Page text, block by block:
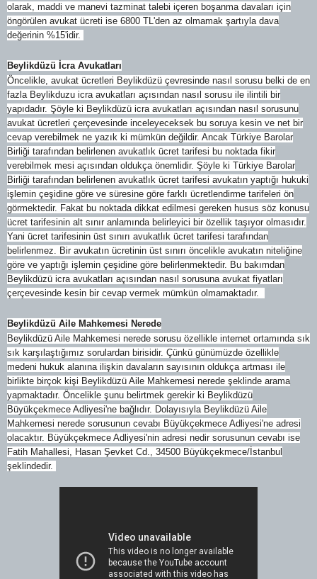
olarak, maddi ve manevi tazminat talebi içeren boşanma davaları için
öngörülen avukat ücreti ise 6800 TL'den az olmamak şartıyla dava
değerinin %15'idir.
Beylikdüzü İcra Avukatları
Öncelikle, avukat ücretleri Beylikdüzü çevresinde nasıl sorusu belki de en
fazla Beylikduzu icra avukatları açısından nasıl sorusu ile ilintili bir
yapıdadır. Şöyle ki Beylikdüzü icra avukatları açısından nasıl sorusunu
avukat ücretleri çerçevesinde inceleyeceksek bu soruya kesin ve net bir
cevap verebilmek ne yazık ki mümkün değildir. Ancak Türkiye Barolar
Birliği tarafından belirlenen avukatlık ücret tarifesi bu noktada fikir
verebilmek mesi açısından oldukça önemlidir. Şöyle ki Türkiye Barolar
Birliği tarafından belirlenen avukatlık ücret tarifesi avukatın yaptığı hukuki
işlemin çeşidine göre ve süresine göre farklı ücretlendirme tarifeleri ön
görmektedir. Fakat bu noktada dikkat edilmesi gereken husus söz konusu
ücret tarifesinin alt sınır anlamında belirleyici bir özellik taşıyor olmasıdır.
Yani ücret tarifesinin üst sınırı avukatlık ücret tarifesi tarafından
belirlenmez. Bir avukatın ücretinin üst sınırı öncelikle avukatın niteliğine
göre ve yaptığı işlemin çeşidine göre belirlenmektedir. Bu bakımdan
Beylikdüzü icra avukatları açısından nasıl sorusuna avukat fiyatları
çerçevesinde kesin bir cevap vermek mümkün olmamaktadır.
Beylikdüzü Aile Mahkemesi Nerede
Beylikdüzü Aile Mahkemesi nerede sorusu özellikle internet ortamında sık
sık karşılaştığımız sorulardan birisidir. Çünkü günümüzde özellikle
medeni hukuk alanına ilişkin davaların sayısının oldukça artması ile
birlikte birçok kişi Beylikdüzü Aile Mahkemesi nerede şeklinde arama
yapmaktadır. Öncelikle şunu belirtmek gerekir ki Beylikdüzü
Büyükçekmece Adliyesi'ne bağlıdır. Dolayısıyla Beylikdüzü Aile
Mahkemesi nerede sorusunun cevabı Büyükçekmece Adliyesi'ne adresi
olacaktır. Büyükçekmece Adliyesi'nin adresi nedir sorusunun cevabı ise
Fatih Mahallesi, Hasan Şevket Cd., 34500 Büyükçekmece/İstanbul
şeklindedir.